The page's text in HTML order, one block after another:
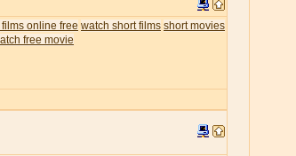
online free watch short films short movies
free movie